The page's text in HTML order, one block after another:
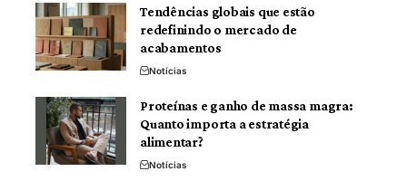
Tendências globais que estão
redefinindo o mercado de
acabamentos
Notícias
Proteínas e ganho de massa magra:
Quanto importa a estratégia
alimentar?
Notícias